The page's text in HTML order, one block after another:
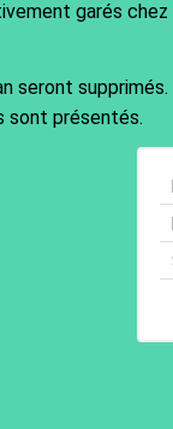
garés chez
seront
sont présentés.